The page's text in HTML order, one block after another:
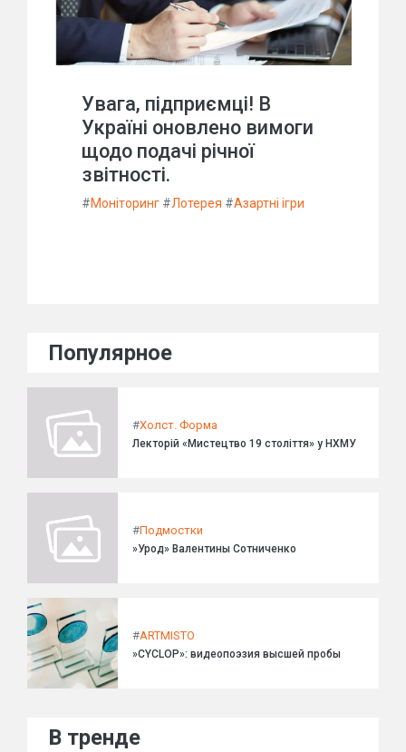
Увага, підприємці! В
Україні оновлено вимоги
щодо подачі річної
звітності.
#Моніторинг #Лотерея #Азартні ігри
Популярное
#Холст. Форма
Лекторій «Мистецтво 19 століття» у НХМУ
#Подмостки
»Урод» Валентины Сотниченко
#ARTMISTO
»CYCLOP»: видеопоэзия высшей пробы
В тренде